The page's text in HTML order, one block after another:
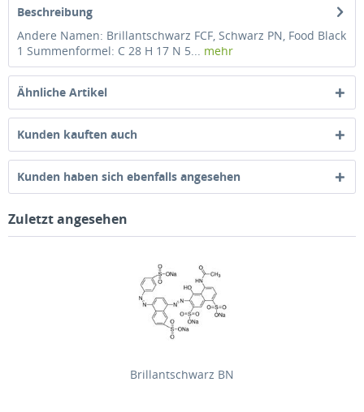
Beschreibung
Andere Namen: Brillantschwarz FCF, Schwarz PN, Food Black
1 Summenformel: C 28 H 17 N 5... mehr
Ähnliche Artikel
Kunden kauften auch
Kunden haben sich ebenfalls angesehen
Zuletzt angesehen
Brillantschwarz BN